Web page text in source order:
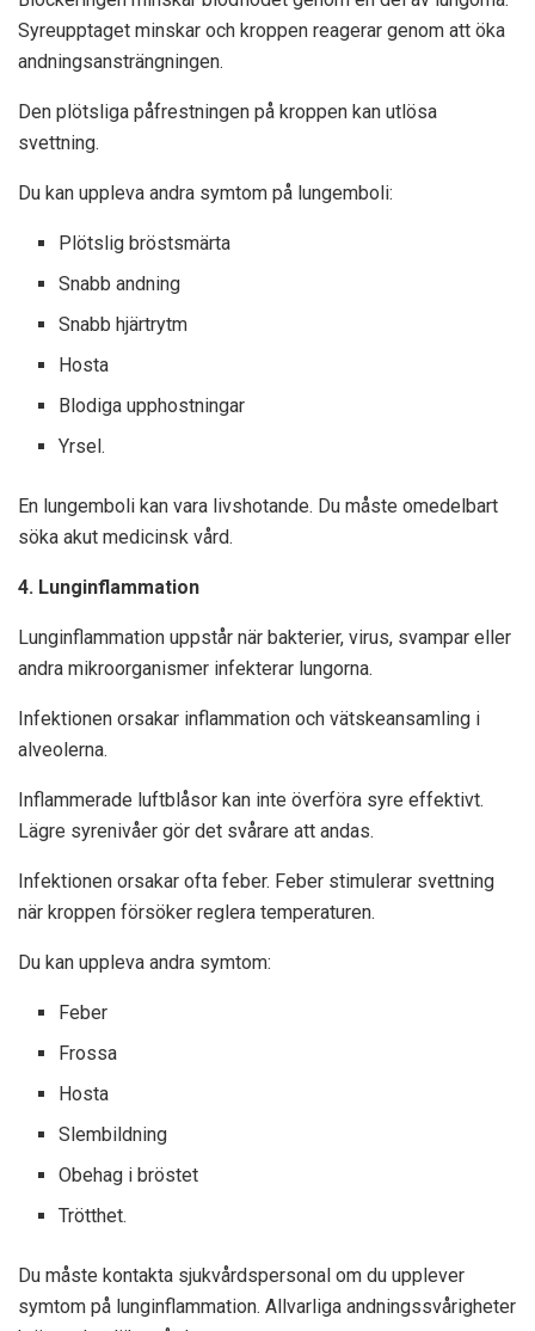
Syreupptaget minskar och kroppen reagerar genom att öka
andningsansträngningen.
Den plötsliga påfrestningen på kroppen kan utlösa
svettning.
Du kan uppleva andra symtom på lungemboli:
Plötslig bröstsmärta
Snabb andning
Snabb hjärtrytm
Hosta
Blodiga upphostningar
Yrsel.
En lungemboli kan vara livshotande. Du måste omedelbart
söka akut medicinsk vård.
4. Lunginflammation
Lunginflammation uppstår när bakterier, virus, svampar eller
andra mikroorganismer infekterar lungorna.
Infektionen orsakar inflammation och vätskeansamling i
alveolerna.
Inflammerade luftblåsor kan inte överföra syre effektivt.
Lägre syrenivåer gör det svårare att andas.
Infektionen orsakar ofta feber. Feber stimulerar svettning
när kroppen försöker reglera temperaturen.
Du kan uppleva andra symtom:
Feber
Frossa
Hosta
Slembildning
Obehag i bröstet
Trötthet.
Du måste kontakta sjukvårdspersonal om du upplever
symtom på lunginflammation. Allvarliga andningssvårigheter